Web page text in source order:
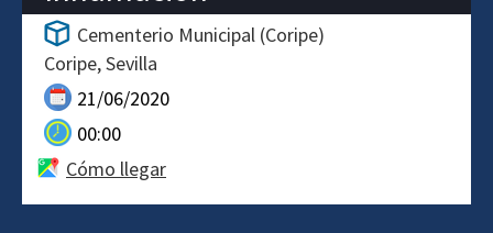
Cementerio Municipal (Coripe)
Coripe Sevilla
21/06/2020
00:00
Cómo llegar